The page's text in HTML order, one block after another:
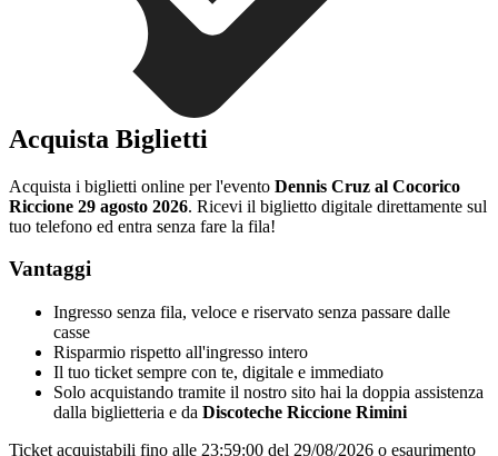
Acquista Biglietti
Acquista i biglietti online per l'evento Dennis Cruz al Cocorico
Riccione 29 agosto 2026. Ricevi il biglietto digitale direttamente sul
tuo telefono ed entra senza fare la fila!
Vantaggi
Ingresso senza fila, veloce e riservato senza passare dalle
casse
Risparmio rispetto all'ingresso intero
Il tuo ticket sempre con te, digitale e immediato
Solo acquistando tramite il nostro sito hai la doppia assistenza
dalla biglietteria e da Discoteche Riccione Rimini
Ticket acquistabili fino alle 23:59:00 del 29/08/2026 o esaurimento